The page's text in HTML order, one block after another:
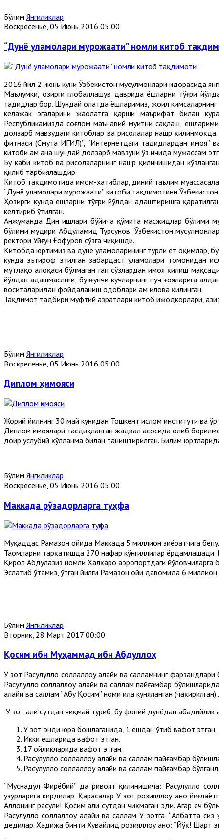
Бўлим Янгиликлар
Воскресенье, 05 Июнь 2016 05:00
“Дунё уламолари мурожаати” номли китоб
2016 йил 2 июнь куни Ўзбекистон мусулмонлари идорасида
Маълумки, ҳозирги глобаллашув даврида ёшларни тўғри
таҳдидлар бор. Шундай ҳолатда ёшларимиз, жоҳил
келажак эгаларини жаҳолатга қарши маърифат билан
Республикамизда соғлом маънавий муҳитни сақлаш,
долзарб мавзудаги китоблар ва рисолалар нашр
фитнаси (Смута ИГИЛ)”, “Интернетдаги таҳдидлардан
китоби ҳам ана шундай долзарб мавзуни ўз ичида мужассам
Бу каби китоб ва рисолаларнинг нашр қилинишидан
қилиб тарбиялашдир.
Китоб тақдимотида имом-хатиблар, диний таълим
“Дунё уламолари мурожаати” китоби тақдимотини
Ҳозирги кунда ёшларни тўғри йўлдан адаштиришга
келтириб ўтилган.
Анжуманда Дин ишлари бўйича қўмита масжидлар бўлими
бўлими мудири Абдулҳамид Турсунов, Ўзбекистон
ректори Уйғун Ғофуров сўзга чиқишди.
Китобда юртимиз ва дунё уламоларининг турли ёт оқимлар,
кунда эътироф этилган забардаст уламолари томонидан
мутлақо алоқаси бўлмаган гап сўзлардан ҳимоя қилиш
йўлдан адашмаслиги, бузғунчи кучларнинг пуч ғояларига
воситаларидан фойдаланиш одоблари ҳам илова қилинган.
Тақдимот тадбири муфтий ҳазратлари китоб ижодкорлари,
Бўлим Янгиликлар
Воскресенье, 05 Июнь 2016 05:00
Диплом ҳимояси
Жорий йилнинг 30 май кунидан Тошкент ислом институти ва
Диплом ҳимоялари тасдиқланган жадвал асосида олиб
доир услубий қўлланма билан таништирилган. Билим
Бўлим Янгиликлар
Воскресенье, 05 Июнь 2016 05:00
Маккада рўзадорларга туҳфа
Муқаддас Рамазон ойида Маккада 5 миллион зиёратчига
Таомларни тарқатишда 270 нафар кўнгиллилар
Қирол Абдулазиз номли Халқаро аэропортдаги йўловчиларга
Эслатиб ўтамиз, ўтган йилги Рамазон ойи давомида 6
Бўлим Янгиликлар
Вторник, 28 Март 2017 00:00
Қосим ибн Муҳаммад ибн Абдуллоҳ
У зот Расулуллоҳ соллаллоҳу алайҳи ва салламнинг
Расулуллоҳ соллаллоҳу алайҳи ва саллам пайғамбар
алайҳи ва саллам “Абу Қосим” номи ила куняланган (чақирилган)
У зот ҳали сутдан чиқмай туриб, бу фоний дунёдан абадийлик
У зот энди юра бошлаганида, 1 ёшдан ўтиб вафот этган.
Икки ёшларида вафот этган.
17 ойликларида вафот этган.
Расулуллоҳ соллаллоҳу алайҳи ва саллам пайғамбар
Расулуллоҳ соллаллоҳу алайҳи ва саллам пайғамбар
“Муснадул Фирёбий” да ривоят қилинишича: Расулуллоҳ
ҳузурларига кирдилар. Қарасалар У зот розияллоҳу анҳо
Аллоҳнинг расули! Қосим ҳали сутдан чиқмаган эди. Агар ҳеч
Расулуллоҳ соллаллоҳу алайҳи ва саллам У зотга: “Албатта
дедилар. Хадижа бинти Хувайлид розияллоҳу анҳо: “Йўқ! Шарт